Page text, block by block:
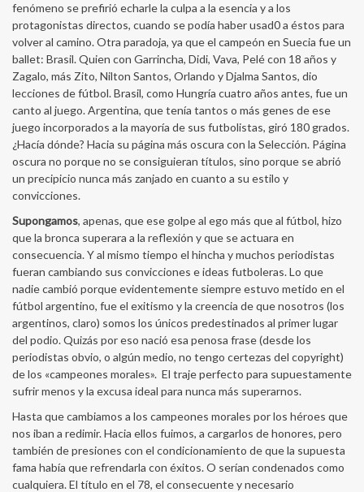
fenómeno se prefirió echarle la culpa a la esencia y a los
protagonistas directos, cuando se podía haber usad0 a éstos para
volver al camino. Otra paradoja, ya que el campeón en Suecia fue un
ballet: Brasil. Quien con Garrincha, Didi, Vava, Pelé con 18 años y
Zagalo, más Zito, Nilton Santos, Orlando y Djalma Santos, dio
lecciones de fútbol. Brasil, como Hungría cuatro años antes, fue un
canto al juego. Argentina, que tenía tantos o más genes de ese
juego incorporados a la mayoría de sus futbolistas, giró 180 grados.
¿Hacía dónde? Hacia su página más oscura con la Selección. Página
oscura no porque no se consiguieran títulos, sino porque se abrió
un precipicio nunca más zanjado en cuanto a su estilo y
convicciones.
Supongamos, apenas, que ese golpe al ego más que al fútbol, hizo
que la bronca superara a la reflexión y que se actuara en
consecuencia. Y al mismo tiempo el hincha y muchos periodistas
fueran cambiando sus convicciones e ideas futboleras. Lo que
nadie cambió porque evidentemente siempre estuvo metido en el
fútbol argentino, fue el exitismo y la creencia de que nosotros (los
argentinos, claro) somos los únicos predestinados al primer lugar
del podio. Quizás por eso nació esa penosa frase (desde los
periodistas obvio, o algún medio, no tengo certezas del copyright)
de los «campeones morales». El traje perfecto para supuestamente
sufrir menos y la excusa ideal para nunca más superarnos.
Hasta que cambiamos a los campeones morales por los héroes que
nos iban a redimir. Hacia ellos fuimos, a cargarlos de honores, pero
también de presiones con el condicionamiento de que la supuesta
fama había que refrendarla con éxitos. O serían condenados como
cualquiera. El título en el 78, el consecuente y necesario